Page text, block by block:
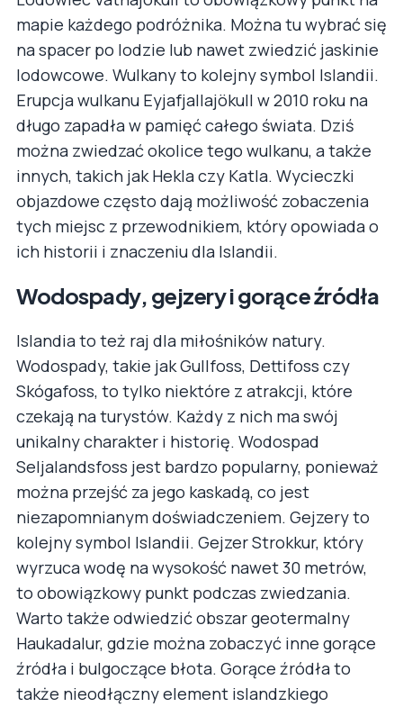
mapie każdego podróżnika. Można tu wybrać się
na spacer po lodzie lub nawet zwiedzić jaskinie
lodowcowe. Wulkany to kolejny symbol Islandii.
Erupcja wulkanu Eyjafjallajökull w 2010 roku na
długo zapadła w pamięć całego świata. Dziś
można zwiedzać okolice tego wulkanu, a także
innych, takich jak Hekla czy Katla. Wycieczki
objazdowe często dają możliwość zobaczenia
tych miejsc z przewodnikiem, który opowiada o
ich historii i znaczeniu dla Islandii.
Wodospady, gejzery i gorące źródła
Islandia to też raj dla miłośników natury.
Wodospady, takie jak Gullfoss, Dettifoss czy
Skógafoss, to tylko niektóre z atrakcji, które
czekają na turystów. Każdy z nich ma swój
unikalny charakter i historię. Wodospad
Seljalandsfoss jest bardzo popularny, ponieważ
można przejść za jego kaskadą, co jest
niezapomnianym doświadczeniem. Gejzery to
kolejny symbol Islandii. Gejzer Strokkur, który
wyrzuca wodę na wysokość nawet 30 metrów,
to obowiązkowy punkt podczas zwiedzania.
Warto także odwiedzić obszar geotermalny
Haukadalur, gdzie można zobaczyć inne gorące
źródła i bulgoczące błota. Gorące źródła to
także nieodłączny element islandzkiego